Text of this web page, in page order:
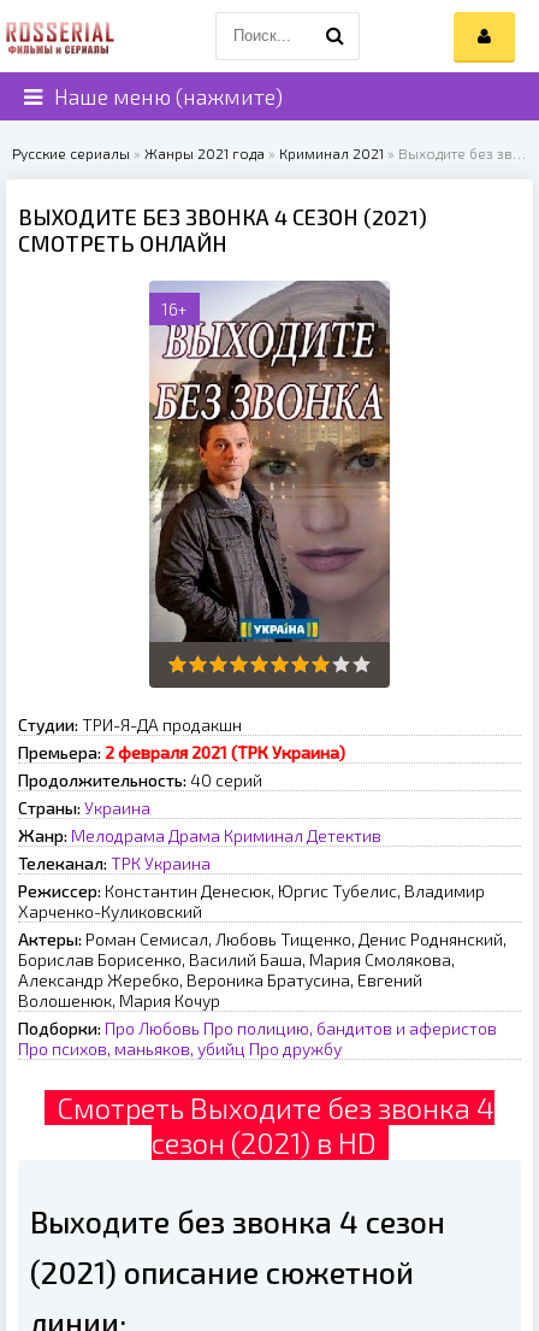
Наше меню (нажмите)
Русские сериалы » Жанры 2021 года » Криминал 2021 » Выходите без звонка 4 сезон (2021)
ВЫХОДИТЕ БЕЗ ЗВОНКА 4 СЕЗОН (2021)
СМОТРЕТЬ ОНЛАЙН
16+
Студии: ТРИ-Я-ДА продакшн
Премьера: 2 февраля 2021 (ТРК Украина)
Продолжительность: 40 серий
Страны: Украина
Жанр: Мелодрама Драма Криминал Детектив
Телеканал: ТРК Украина
Режиссер: Константин Денесюк, Юргис Тубелис, Владимир
Харченко-Куликовский
Актеры: Роман Семисал, Любовь Тищенко, Денис Роднянский,
Борислав Борисенко, Василий Баша, Мария Смолякова,
Александр Жеребко, Вероника Братусина, Евгений
Волошенюк, Мария Кочур
Подборки: Про Любовь Про полицию, бандитов и аферистов
Про психов, маньяков, убийц Про дружбу
Смотреть Выходите без звонка 4
сезон (2021) в HD
Выходите без звонка 4 сезон
(2021) описание сюжетной
линии: